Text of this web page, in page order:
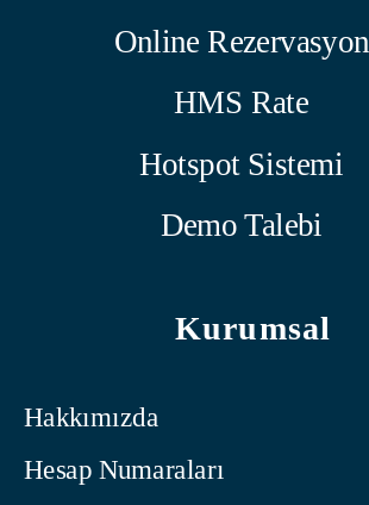
Online Rezervasyon
HMS Rate
Hotspot Sistemi
Demo Talebi
Kurumsal
Hakkımızda
Hesap Numaraları